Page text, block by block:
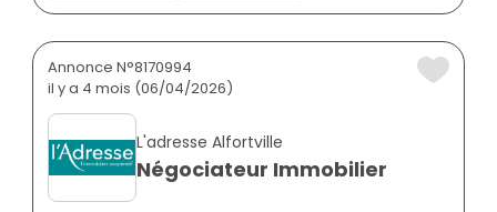
Annonce N°8170994
il y a 4 mois (06/04/2026)
L'adresse Alfortville
Négociateur Immobilier